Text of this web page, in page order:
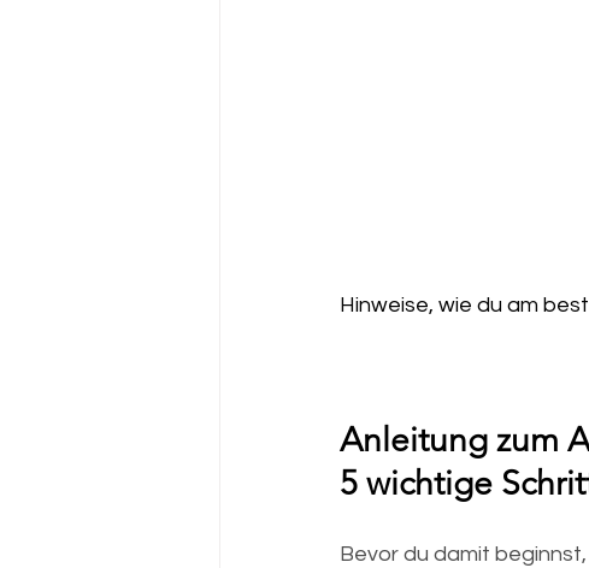
Hinweise, wie du am
Anleitung zum
5 wichtige
Bevor du damit